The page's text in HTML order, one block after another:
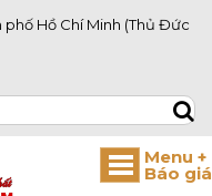
Hồ Chí Minh (Thủ Đức